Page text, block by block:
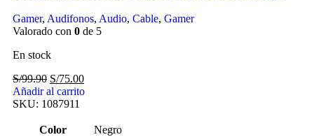
Gamer, Audifonos, Audio, Cable, Gamer
Valorado con 0 de 5
En stock
S/99.90 S/75.00
Añadir al carrito
SKU: 1087911
Color Negro